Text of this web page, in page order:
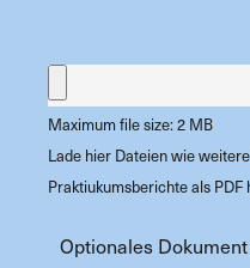
Maximum file size: 2 MB
Lade hier Dateien wie
Praktiukumsberichte als PDF
Optionales